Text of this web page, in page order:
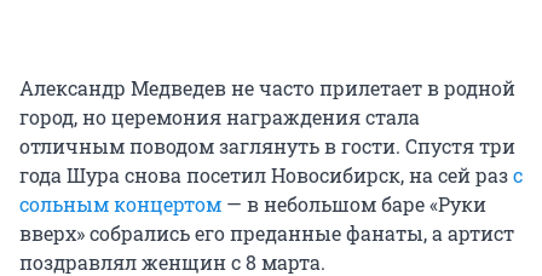
Александр Медведев не часто прилетает в родной
город, но церемония награждения стала
отличным поводом заглянуть в гости. Спустя три
года Шура снова посетил Новосибирск, на сей разс
сольным концертом — в небольшом баре «Руки
вверх» собрались его преданные фанаты, а артист
поздравлял женщин с 8 марта.